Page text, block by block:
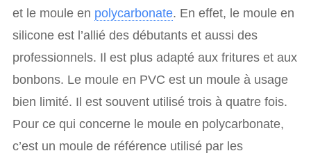
et le moule en polycarbonate. En effet, le moule en
silicone est l’allié des débutants et aussi des
professionnels. Il est plus adapté aux fritures et aux
bonbons. Le moule en PVC est un moule à usage
bien limité. Il est souvent utilisé trois à quatre fois.
Pour ce qui concerne le moule en polycarbonate,
c’est un moule de référence utilisé par les